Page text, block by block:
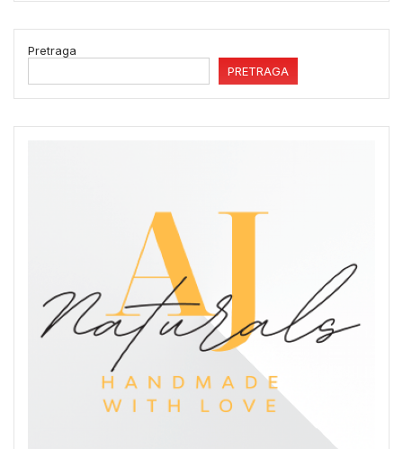
Pretraga
PRETRAGA